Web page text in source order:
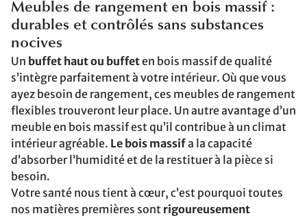
Meubles de rangement en bois massif :
durables et contrôlés sans substances
nocives
Un buffet haut ou buffeten bois massif de qualité
s’intègre parfaitement à votre intérieur. Où que vous
ayez besoin de rangement, ces meubles de rangement
flexibles trouveront leur place. Un autre avantage d’un
meuble en bois massif est qu’il contribue à un climat
intérieur agréable. Le bois massifa la capacité
d’absorber l’humidité et de la restituer à la pièce si
besoin.
Votre santé nous tient à cœur, c’est pourquoi toutes
nos matières premières sont rigoureusement